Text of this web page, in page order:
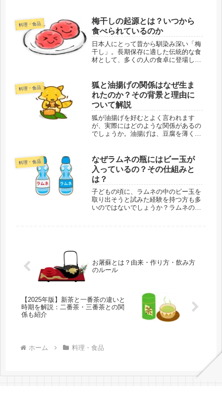
す。そんな人気のそばですが、一言で
「そば」といっても種類が多く、それ
ぞれ...
料理・食品
梅干しの起源とは？いつから
食べられているのか
日本人にとって昔から馴染み深い「梅
干し」。長期保存に適した伝統的な食
材として、多くの人の食卓に登場して
また他の国にも梅干しと似た文化があ
るのかについてご存じでしょうか。本
記...
料理・食品
狐と油揚げの関係はなぜ生ま
れたのか？その背景と理由に
ついて解説
狐が油揚げを好むとよく言われます
が、実際にはどのような関係があるの
でしょうか。油揚げは、豆腐を薄く切
荷さんなどに広く使われています。と
ころで、狐が油揚げを本当に食べるこ
とが...
料理・食品
なぜラムネの瓶にはビー玉が
入っているの？その仕組みと
は？
子どもの頃に、ラムネの中のビー玉を
取り出そうと試みた経験を持つ方も多
いのではないでしょうか？ラムネの瓶
お屠蘇とは？由来・作り方・飲み方
のルール
【2025年版】新茶と一番茶の違いと
時期を解説：二番茶・三番茶との関
係も紹介
ホーム 料理・食品